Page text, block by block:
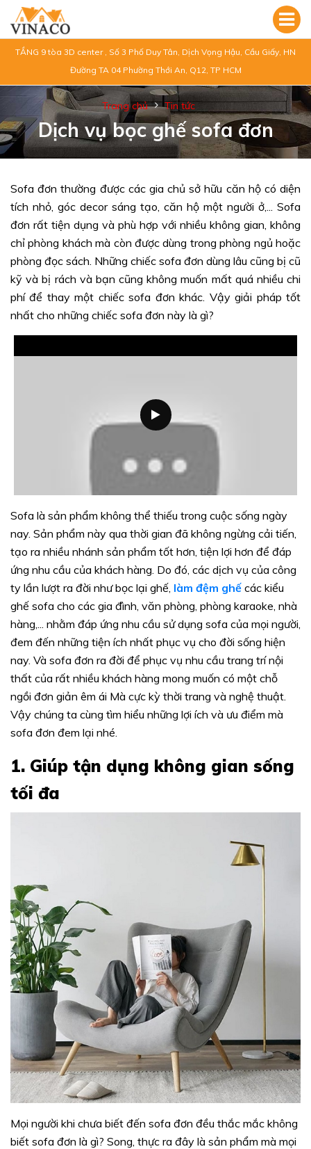
TẦNG 9 tòa 3D center , Số 3 Phố Duy Tân, Dịch Vọng Hậu, Cầu Giấy, HN
Đường TA 04 Phường Thới An, Q12, TP HCM
Trang chủ Tin tức
Dịch vụ bọc ghế sofa đơn
Sofa đơn thường được các gia chủ sở hữu căn hộ có diện
tích nhỏ, góc decor sáng tạo, căn hộ một người ở,... Sofa
đơn rất tiện dụng và phù hợp với nhiều không gian, không
chỉ phòng khách mà còn được dùng trong phòng ngủ hoặc
phòng đọc sách. Những chiếc sofa đơn dùng lâu cũng bị cũ
kỹ và bị rách và bạn cũng không muốn mất quá nhiều chi
phí để thay một chiếc sofa đơn khác. Vậy giải pháp tốt
nhất cho những chiếc sofa đơn này là gì?
Sofa là sản phẩm không thể thiếu trong cuộc sống ngày
nay. Sản phẩm này qua thời gian đã không ngừng cải tiến,
tạo ra nhiều nhánh sản phẩm tốt hơn, tiện lợi hơn để đáp
ứng nhu cầu của khách hàng. Do đó, các dịch vụ của công
ty lần lượt ra đời như bọc lại ghế, làm đệm ghế các kiểu
ghế sofa cho các gia đình, văn phòng, phòng karaoke, nhà
hàng,... nhằm đáp ứng nhu cầu sử dụng sofa của mọi người,
đem đến những tiện ích nhất phục vụ cho đời sống hiện
nay. Và sofa đơn ra đời để phục vụ nhu cầu trang trí nội
thất của rất nhiều khách hàng mong muốn có một chỗ
ngồi đơn giản êm ái Mà cực kỳ thời trang và nghệ thuật.
Vậy chúng ta cùng tìm hiểu những lợi ích và ưu điểm mà
sofa đơn đem lại nhé.
1. Giúp tận dụng không gian sống
tối đa
Mọi người khi chưa biết đến sofa đơn đều thắc mắc không
biết sofa đơn là gì? Song, thực ra đây là sản phẩm mà mọi